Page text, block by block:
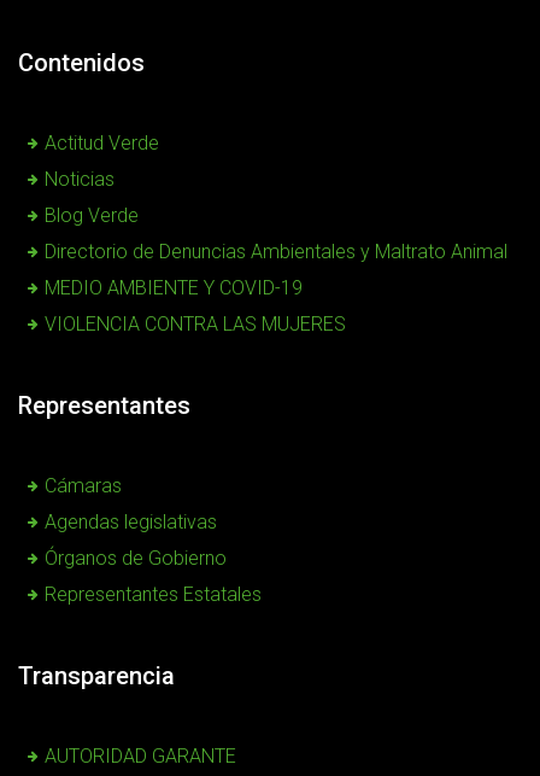
Contenidos
Actitud Verde
Noticias
Blog Verde
Directorio de Denuncias Ambientales y Maltrato Animal
MEDIO AMBIENTE Y COVID-19
VIOLENCIA CONTRA LAS MUJERES
Representantes
Cámaras
Agendas legislativas
Órganos de Gobierno
Representantes Estatales
Transparencia
AUTORIDAD GARANTE